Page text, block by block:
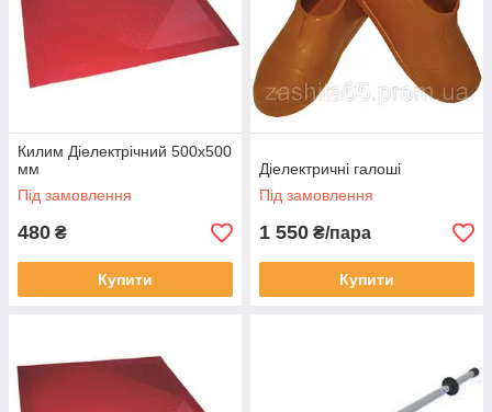
Килим Діелектрічний 500x500
мм
Під замовлення
480 ₴
Купити
Діелектричні галоші
Під замовлення
1 550 ₴/пара
Купити